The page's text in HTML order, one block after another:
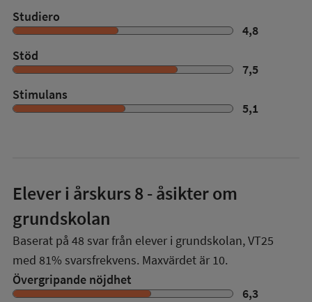
Studiero
4,8
Stöd
7,5
Stimulans
5,1
Elever i årskurs 8- åsikter om
grundskolan
Baserat på 48 svar från elever i grundskolan,VT25
med 81% svarsfrekvens. Maxvärdet är 10.
Övergripande nöjdhet
6,3